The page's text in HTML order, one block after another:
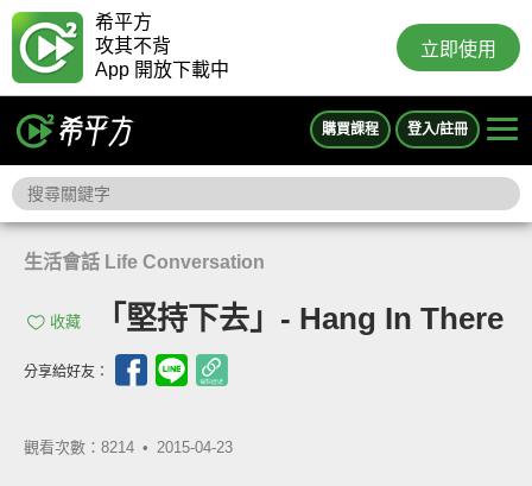
希平方
攻其不背
App 開放下載中
立即使用
購買課程 登入/註冊
生活會話 Life Conversation
收藏 「堅持下去」- Hang In There
分享給好友：
觀看次數：8214 • 2015-04-23